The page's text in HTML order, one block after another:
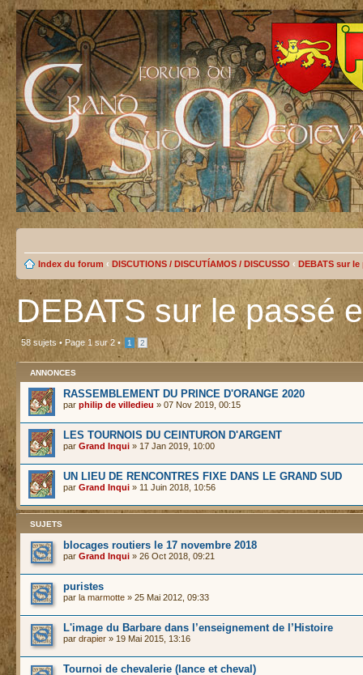
Index du forum ‹ DISCUTIONS / DISCUTÍAMOS / DISCUSSO ‹ DEBATS sur
DEBATS sur le passé
58 sujets • Page 1sur2 • 1 2
ANNONCES
RASSEMBLEMENT DU PRINCE D'ORANGE 2020
par philip de villedieu » 07 Nov 2019, 00:15
LES TOURNOIS DU CEINTURON D'ARGENT
par Grand Inqui » 17 Jan 2019, 10:00
UN LIEU DE RENCONTRES FIXE DANS LE GRAND SUD
par Grand Inqui » 11 Juin 2018, 10:56
SUJETS
blocages routiers le 17 novembre 2018
par Grand Inqui » 26 Oct 2018, 09:21
puristes
par la marmotte » 25 Mai 2012, 09:33
L'image du Barbare dans l’enseignement de l’Histoire
par drapier » 19 Mai 2015, 13:16
Tournoi de chevalerie (lance et cheval)